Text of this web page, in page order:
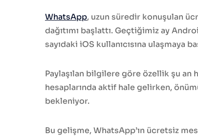
WhatsApp, uzun süredir konuşulan
dağıtımı başlattı. Geçtiğimiz ay
sayıdaki iOS kullanıcısına ulaşmaya
Paylaşılan bilgilere göre özellik şu an
hesaplarında aktif hale gelirken,
bekleniyor.
Bu gelişme, WhatsApp’ın ücretsiz